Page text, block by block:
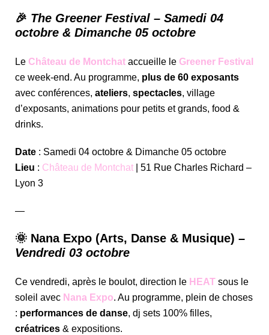
🎉 The Greener Festival – Samedi 04
octobre & Dimanche 05 octobre
Le Château de Montchat accueille le Greener Festival
ce week-end. Au programme, plus de 60 exposants
avec conférences, ateliers, spectacles, village
d’exposants, animations pour petits et grands, food &
drinks.
Date : Samedi 04 octobre & Dimanche 05 octobre
Lieu : Château de Montchat | 51 Rue Charles Richard –
Lyon 3
—
🌞 Nana Expo (Arts, Danse & Musique) –
Vendredi 03 octobre
Ce vendredi, après le boulot, direction le HEAT sous le
soleil avec Nana Expo. Au programme, plein de choses
: performances de danse, dj sets 100% filles,
créatrices & expositions.